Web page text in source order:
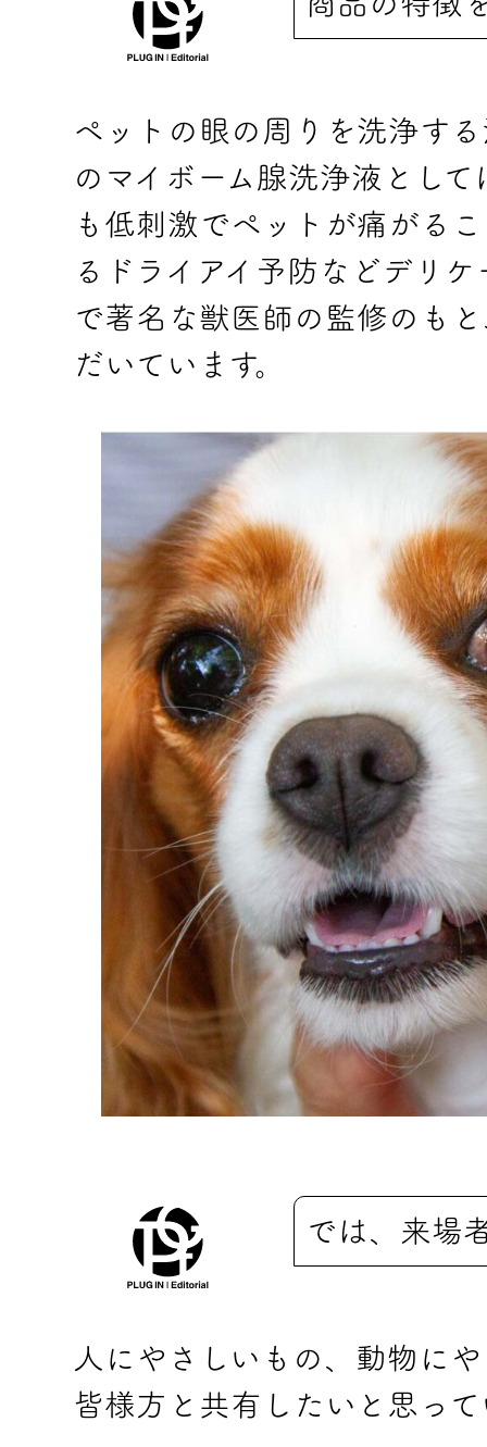
ペットの眼の周りを洗浄す
のマイボーム腺洗浄液とし
も低刺激でペットが痛がる
るドライアイ予防などデリ
で著名な獣医師の監修のも
だいています。
では、来場
人にやさしいもの、動物に
皆様方と共有したいと思っ